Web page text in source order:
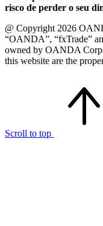
risco de perder o seu
@ Copyright 2026
“OANDA”, “fxTrade”
owned by OANDA
this website are the
Scroll to top